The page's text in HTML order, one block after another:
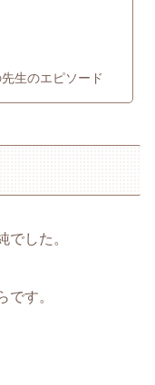
生のエピソード
でした。
です。